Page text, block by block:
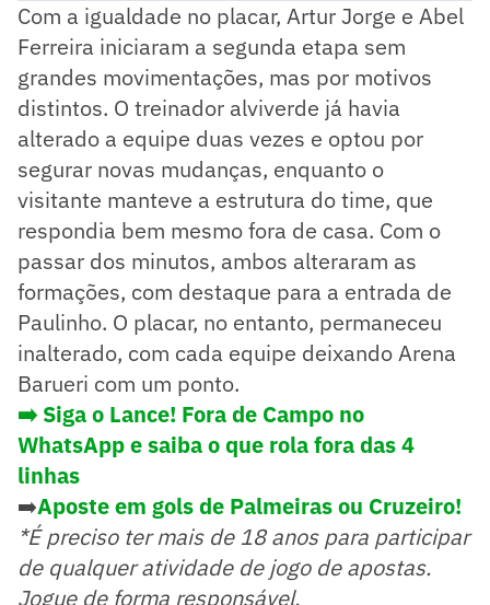
Com a igualdade no placar, Artur Jorge e Abel
Ferreira iniciaram a segunda etapa sem
grandes movimentações, mas por motivos
distintos. O treinador alviverde já havia
alterado a equipe duas vezes e optou por
segurar novas mudanças, enquanto o
visitante manteve a estrutura do time, que
respondia bem mesmo fora de casa. Com o
passar dos minutos, ambos alteraram as
formações, com destaque para a entrada de
Paulinho. O placar, no entanto, permaneceu
inalterado, com cada equipe deixando Arena
Barueri com um ponto.
➡️ Siga o Lance! Fora de Campo no
WhatsApp e saiba o que rola fora das 4
linhas
➡️Aposte em gols de Palmeiras ou Cruzeiro!
*É preciso ter mais de 18 anos para participar
de qualquer atividade de jogo de apostas.
Jogue de forma responsável.